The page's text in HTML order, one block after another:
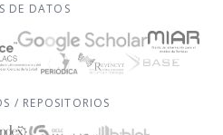
DE DATOS
/ REPOSITORIOS